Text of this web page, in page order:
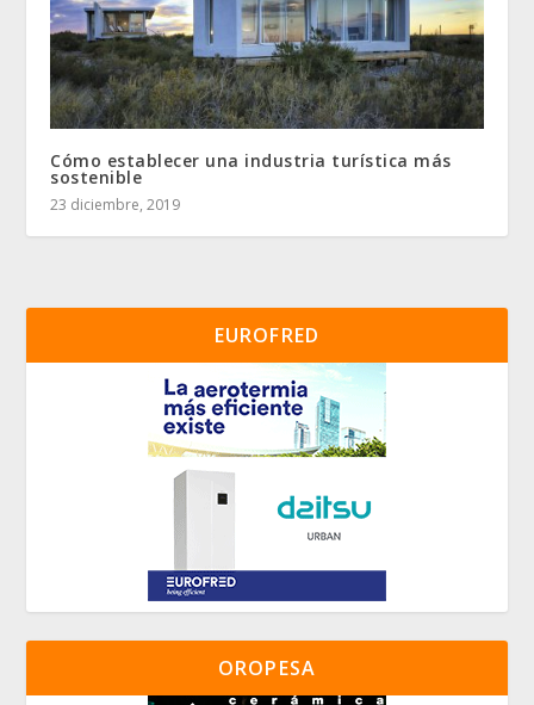
Cómo establecer una industria turística más
sostenible
23 diciembre, 2019
EUROFRED
OROPESA